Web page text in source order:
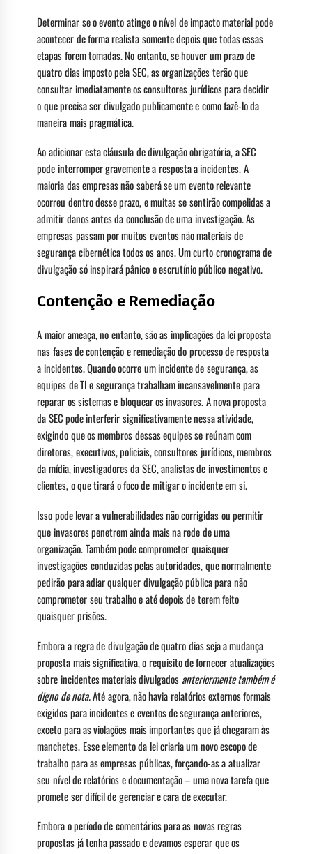
Determinar se o evento atinge o nível de impacto material pode
acontecer de forma realista somente depois que todas essas
etapas forem tomadas. No entanto, se houver um prazo de
quatro dias imposto pela SEC, as organizações terão que
consultar imediatamente os consultores jurídicos para decidir
o que precisa ser divulgado publicamente e como fazê-lo da
maneira mais pragmática.
Ao adicionar esta cláusula de divulgação obrigatória, a SEC
pode interromper gravemente a resposta a incidentes. A
maioria das empresas não saberá se um evento relevante
ocorreu dentro desse prazo, e muitas se sentirão compelidas a
admitir danos antes da conclusão de uma investigação. As
empresas passam por muitos eventos não materiais de
segurança cibernética todos os anos. Um curto cronograma de
divulgação só inspirará pânico e escrutínio público negativo.
Contenção e Remediação
A maior ameaça, no entanto, são as implicações da lei proposta
nas fases de contenção e remediação do processo de resposta
a incidentes. Quando ocorre um incidente de segurança, as
equipes de TI e segurança trabalham incansavelmente para
reparar os sistemas e bloquear os invasores. A nova proposta
da SEC pode interferir significativamente nessa atividade,
exigindo que os membros dessas equipes se reúnam com
diretores, executivos, policiais, consultores jurídicos, membros
da mídia, investigadores da SEC, analistas de investimentos e
clientes, o que tirará o foco de mitigar o incidente em si.
Isso pode levar a vulnerabilidades não corrigidas ou permitir
que invasores penetrem ainda mais na rede de uma
organização. Também pode comprometer quaisquer
investigações conduzidas pelas autoridades, que normalmente
pedirão para adiar qualquer divulgação pública para não
comprometer seu trabalho e até depois de terem feito
quaisquer prisões.
Embora a regra de divulgação de quatro dias seja a mudança
proposta mais significativa, o requisito de fornecer atualizações
sobre incidentes materiais divulgadosanteriormente também é
digno de nota.Até agora, não havia relatórios externos formais
exigidos para incidentes e eventos de segurança anteriores,
exceto para as violações mais importantes que já chegaram às
manchetes. Esse elemento da lei criaria um novo escopo de
trabalho para as empresas públicas, forçando-as a atualizar
seu nível de relatórios e documentação – uma nova tarefa que
promete ser difícil de gerenciar e cara de executar.
Embora o período de comentários para as novas regras
propostas já tenha passado e devamos esperar que os